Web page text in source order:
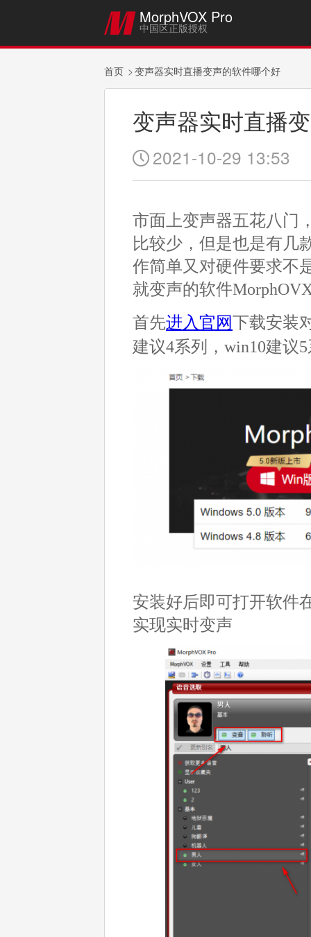
 MorphVOX Pro
中国区正版授权
首页 变声器实时直播变声的软件哪个好
变声器实时直播
 2021-10-29 13:53
市面上变声器五花八门
比较少，但是也是有几
作简单又对硬件要求不
就变声的软件
首先进入官网下载安装
建议4系列，win10建议
安装好后即可打开软件
实现实时变声